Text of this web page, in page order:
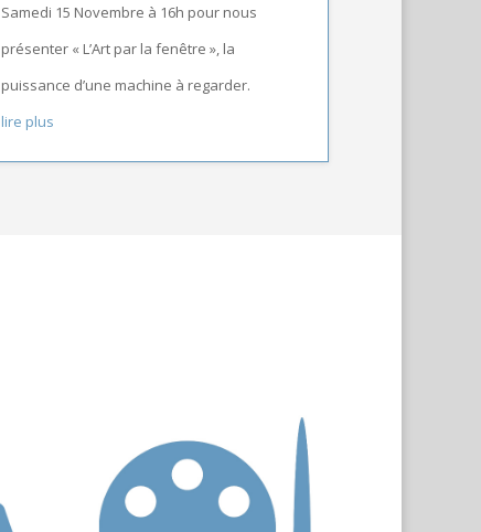
Samedi 15 Novembre à 16h pour nous
présenter « L’Art par la fenêtre », la
puissance d’une machine à regarder.
lire plus